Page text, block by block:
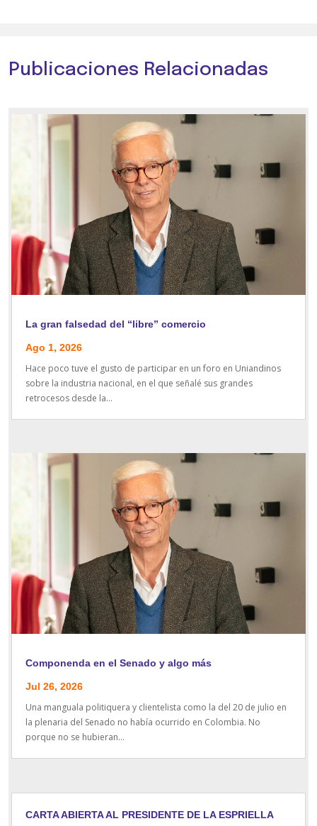
Publicaciones Relacionadas
La gran falsedad del “libre” comercio
Ago 1, 2026
Hace poco tuve el gusto de participar en un foro en Uniandinos
sobre la industria nacional, en el que señalé sus grandes
retrocesos desde la...
Componenda en el Senado y algo más
Jul 26, 2026
Una manguala politiquera y clientelista como la del 20 de julio en
la plenaria del Senado no había ocurrido en Colombia. No
porque no se hubieran...
CARTA ABIERTA AL PRESIDENTE DE LA ESPRIELLA